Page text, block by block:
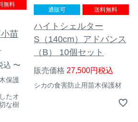
無料
苗
込 〜
保護
たオ
な樹
通販可 送料無料
ハイトシェルター
S（140cm）アドバンス
（B） 10個セット
販売価格 27,500 税込
シカの食害防止用苗木保護材
タイワンリス対策
イタチ・テン・
マングース対策